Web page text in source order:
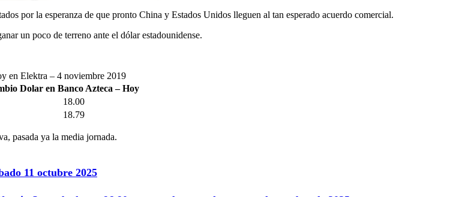
por la esperanza de que pronto China y Estados Unidos lleguen al tan esperado acuerdo comercial.
un poco de terreno ante el dólar estadounidense.
en Elektra – 4 noviembre 2019
Dolar en Banco Azteca – Hoy
18.00
18.79
pasada ya la media jornada.
11 octubre 2025